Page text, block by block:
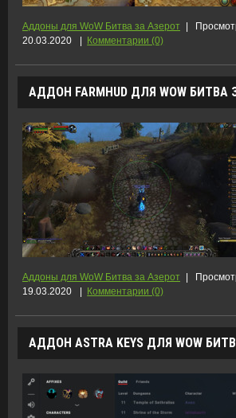
Аддоны для WoW Битва за Азерот |
20.03.2020
| Комментарии (0)
АДДОН FARMHUD ДЛЯ WOW БИТВА
Аддоны для WoW Битва за Азерот |
19.03.2020
| Комментарии (0)
АДДОН ASTRA KEYS ДЛЯ WOW